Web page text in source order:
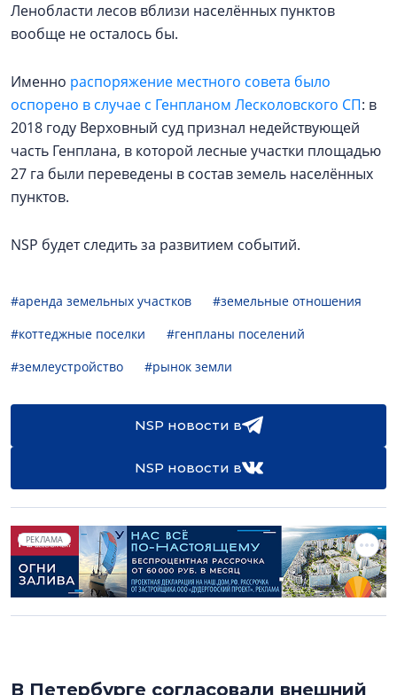
Ленобласти лесов вблизи населённых пунктов
вообще не осталось бы.
Именно распоряжение местного совета было
оспорено в случае с Генпланом Лесколовского СП: в
2018 году Верховный суд признал недействующей
часть Генплана, в которой лесные участки площадью
27 га были переведены в состав земель населённых
пунктов.
NSP будет следить за развитием событий.
#аренда земельных участков
#земельные отношения
#коттеджные поселки
#генпланы поселений
#землеустройство
#рынок земли
NSP новости в
NSP новости в
РЕКЛАМА
В Петербурге согласовали внешний